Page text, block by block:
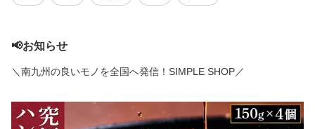
📢お知らせ
＼南九州の良いモノを全国へ発信！SIMPLE SHOP／